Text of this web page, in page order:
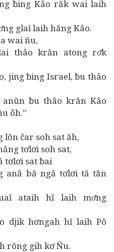
ƀing Kâo răk wai laih
glaĭ laih hăng Kâo.
wai ñu,
krăn atong rơ̆k
jing ƀing Israel, ƀu thâo
ƀu thâo krăn Kâo
ôh.”
lŏn čar soh sat ăh,
tơlơi soh sat,
sat ƀai
bă ngă tơlơi tă tăn
ataih hĭ laih mơ̆ng
hơngah hĭ laih Pô
gih kơ Ñu.